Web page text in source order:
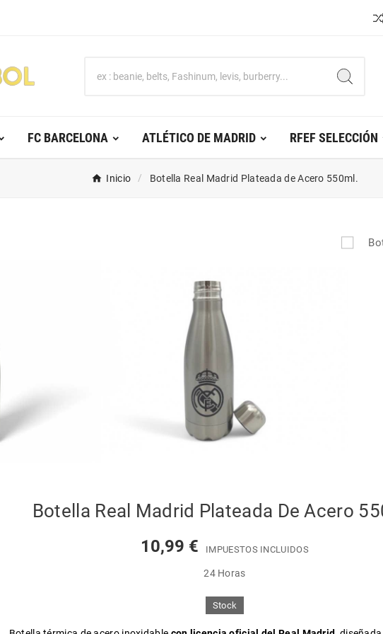
FC BARCELONA ATLÉTICO DE MADRID RFEF SELECCIÓN
Inicio Botella Real Madrid Plateada de Acero 550ml.
Botella Real Madrid Plateada De Acero
10,99 € IMPUESTOS INCLUIDOS
24 Horas
Stock